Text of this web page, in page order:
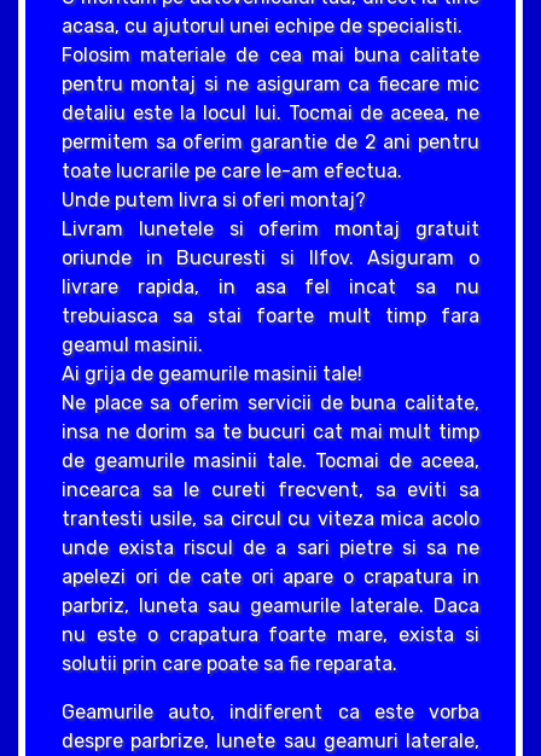
acasa, cu ajutorul unei echipe de specialisti.
Folosim materiale de cea mai buna calitate
pentru montaj si ne asiguram ca fiecare mic
detaliu este la locul lui. Tocmai de aceea, ne
permitem sa oferim garantie de 2 ani pentru
toate lucrarile pe care le-am efectua.
Unde putem livra si oferi montaj?
Livram lunetele si oferim montaj gratuit
oriunde in Bucuresti si Ilfov. Asiguram o
livrare rapida, in asa fel incat sa nu
trebuiasca sa stai foarte mult timp fara
geamul masinii.
Ai grija de geamurile masinii tale!
Ne place sa oferim servicii de buna calitate,
insa ne dorim sa te bucuri cat mai mult timp
de geamurile masinii tale. Tocmai de aceea,
incearca sa le cureti frecvent, sa eviti sa
trantesti usile, sa circul cu viteza mica acolo
unde exista riscul de a sari pietre si sa ne
apelezi ori de cate ori apare o crapatura in
parbriz, luneta sau geamurile laterale. Daca
nu este o crapatura foarte mare, exista si
solutii prin care poate sa fie reparata.
Geamurile auto, indiferent ca este vorba
despre parbrize, lunete sau geamuri laterale,